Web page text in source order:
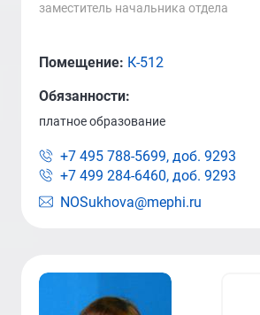
заместитель начальника отдела
NOSukhova@mephi.ru
Помещение: К-512
Обязанности:
платное образование
+7 495 788-5699, доб. 9293
+7 499 284-6460, доб. 9293